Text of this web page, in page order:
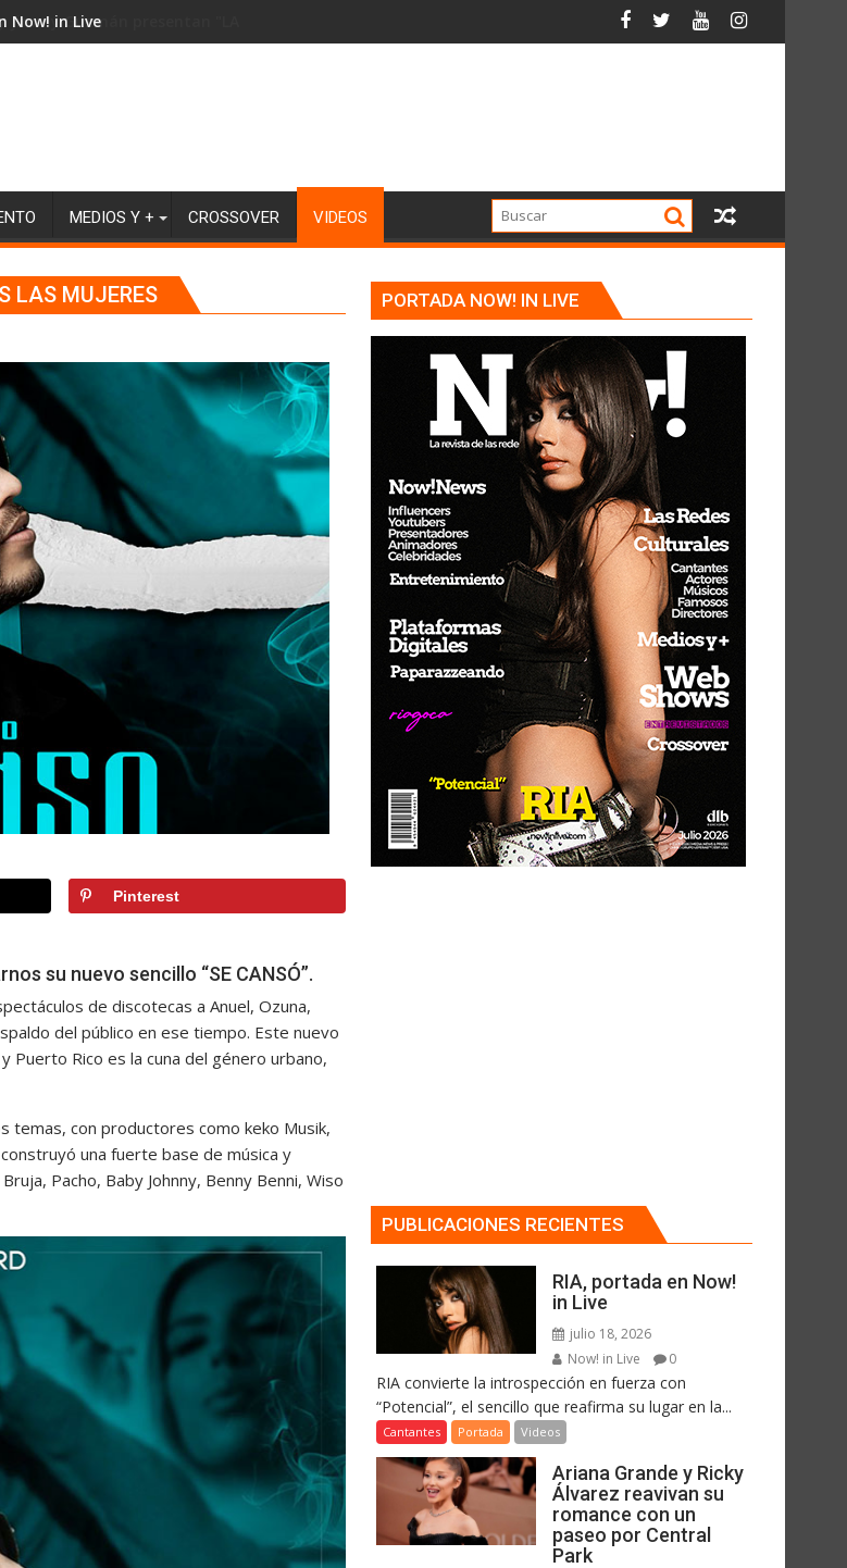
Now! in Live
MEDIOS Y + CROSSOVER VIDEOS
LAS MUJERES
Pinterest
su nuevo sencillo “SE CANSÓ”.
de discotecas a Anuel, Ozuna,
del público en ese tiempo. Este nuevo
Puerto Rico es la cuna del género urbano,
temas, con productores como keko Musik,
una fuerte base de música y
Pacho, Baby Johnny, Benny Benni, Wiso
PORTADA NOW! IN LIVE
PUBLICACIONES RECIENTES
RIA, portada en Now!
in Live
julio 18, 2026
Now! in Live
0
RIA convierte la introspección en fuerza con
“Potencial”, el sencillo que reafirma su lugar en la...
Cantantes Portada Videos
Ariana Grande y Ricky
Álvarez reavivan su
romance con un
paseo por Central
Park